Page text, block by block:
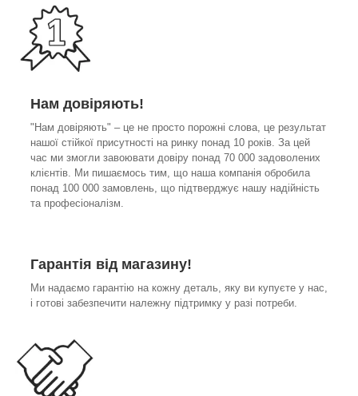
Нам довіряють!
"Нам довіряють" – це не просто порожні слова, це результат
нашої стійкої присутності на ринку понад 10 років. За цей
час ми змогли завоювати довіру понад 70 000 задоволених
клієнтів. Ми пишаємось тим, що наша компанія обробила
понад 100 000 замовлень, що підтверджує нашу надійність
та професіоналізм.
Гарантія від магазину!
Ми надаємо гарантію на кожну деталь, яку ви купуєте у нас,
і готові забезпечити належну підтримку у разі потреби.